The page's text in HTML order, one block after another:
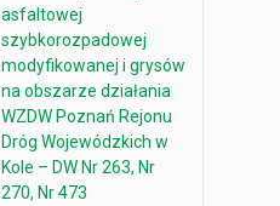
asfaltowej
szybkorozpadowej
modyfikowanej i grysów
na obszarze działania
WZDW Poznań Rejonu
Dróg Wojewódzkich w
Kole – DW Nr 263, Nr
270, Nr 473